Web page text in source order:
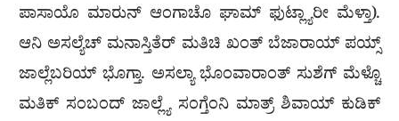
ಪಾಸಾಯೊ ಮಾರುನ್ ಆಂಗಾಚೊ ಘಾಮ್ ಫುಟ್ಲ್ಯಾರೀ ಮೆಳ್ತಾ).
ಆನಿ ಅಸಲ್ಯೆಚ್ ಮನಾಸ್ತಿತೆರ್ ಮತಿಚಿ ಖಂತ್ ಬೆಜಾರಾಯ್ ಪಯ್ಸ್
ಜಾಲ್ಲೆಬರಿಯ್ ಭೊಗ್ತಾ. ಅಸಲ್ಯಾ ಭೊಂವಾರಾಂತ್ ಸುಶೆಗ್ ಮೆಳ್ಚೊ
ಮತಿಕ್ ಸಂಬಂದ್ ಜಾಲ್ಲ್ಯೆ ಸಂಗ್ತೆಂನಿ ಮಾತ್ರ್ ಶಿವಾಯ್ ಕುಡಿಕ್